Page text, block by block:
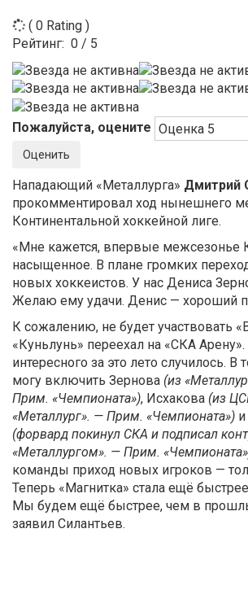
( 0 Rating )
Рейтинг: 0 / 5
Пожалуйста, оцените
Нападающий «Металлурга» Дмитрий
прокомментировал ход нынешнего
Континентальной хоккейной лиге.
«Мне кажется, впервые межсезонье
насыщенное. В плане громких
новых хоккеистов. У нас Дениса
Желаю ему удачи. Денис — хороший
К сожалению, не будет участвовать
«Куньлунь» переехал на «СКА
интересного за это лето случилось. В
могу включить Зернова (из
Прим. «Чемпионата»), Исхакова (из
«Металлург». — Прим. «Чемпионата»)
(форвард покинул СКА и подписал
«Металлургом». — Прим.
команды приход новых игроков —
Теперь «Магнитка» стала ещё
Мы будем ещё быстрее, чем в
заявил Силантьев.